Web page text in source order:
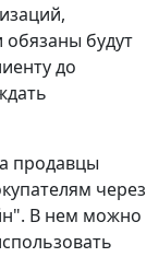
будут
до
продавцы
через
В нем можно